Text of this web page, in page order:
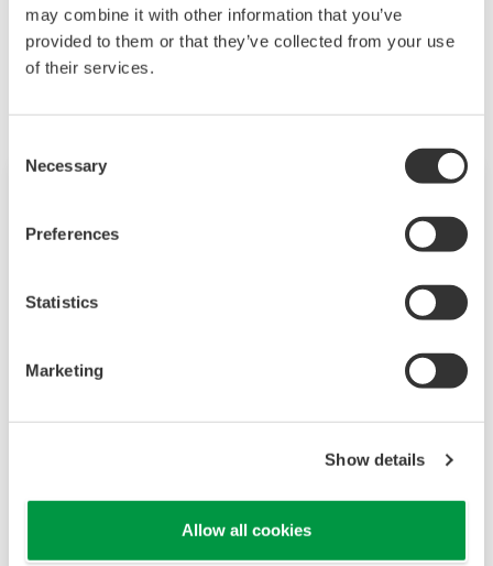
may combine it with other information that you’ve
provided to them or that they’ve collected from your use
of their services.
Selection
Necessary
Preferences
Statistics
Marketing
Show details
Allow all cookies
相关行业
可持续发展目标（SDGs）之一。横河电机一直致